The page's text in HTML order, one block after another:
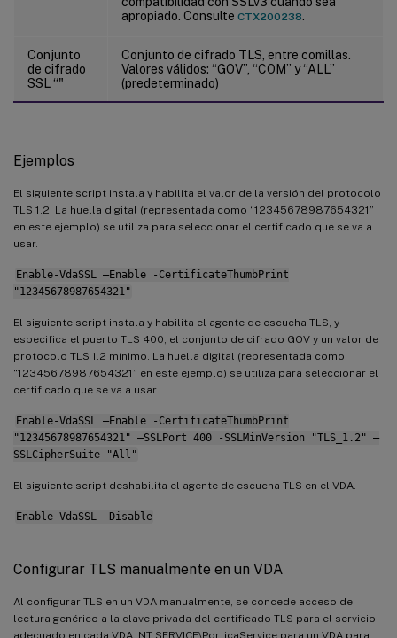
apropiado. Consulte CTX200238.
Conjunto
de cifrado
SSL “"
Conjunto de cifrado TLS, entre comillas.
Valores válidos: “GOV”, “COM” y “ALL”
(predeterminado)
Ejemplos
El siguiente script instala y habilita el valor de la versión del protocolo
TLS 1.2. La huella digital (representada como “12345678987654321”
en este ejemplo) se utiliza para seleccionar el certificado que se va a
usar.
Enable-VdaSSL –Enable -CertificateThumbPrint
"12345678987654321"
El siguiente script instala y habilita el agente de escucha TLS, y
especifica el puerto TLS 400, el conjunto de cifrado GOV y un valor de
protocolo TLS 1.2 mínimo. La huella digital (representada como
“12345678987654321” en este ejemplo) se utiliza para seleccionar el
certificado que se va a usar.
Enable-VdaSSL –Enable -CertificateThumbPrint
"12345678987654321" –SSLPort 400 -SSLMinVersion "TLS_1.2" –
SSLCipherSuite "All"
El siguiente script deshabilita el agente de escucha TLS en el VDA.
Enable-VdaSSL –Disable
Configurar TLS manualmente en un VDA
Al configurar TLS en un VDA manualmente, se concede acceso de
lectura genérico a la clave privada del certificado TLS para el servicio
adecuado en cada VDA: NT SERVICE\PorticaService para un VDA para